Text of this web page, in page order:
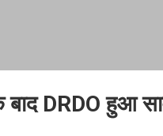
बाद DRDO हुआ